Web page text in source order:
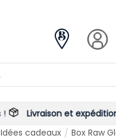
Livraison et expédition-
Idées cadeaux / Box Raw